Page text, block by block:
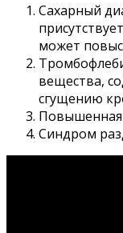
Сахарный
может
вещества,
сгущению
Повышенная
Синдром